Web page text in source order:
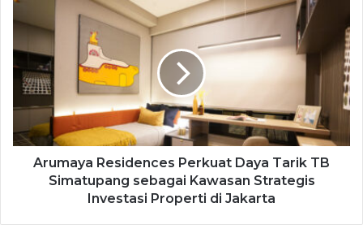
Arumaya Residences Perkuat Daya Tarik TB
Simatupang sebagai Kawasan Strategis
Investasi Properti di Jakarta